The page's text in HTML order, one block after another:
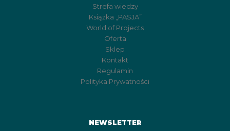
Strefa wiedzy
Książka „PASJA”
World of Projects
Oferta
Sklep
Kontakt
Regulamin
Polityka Prywatności
NEWSLETTER